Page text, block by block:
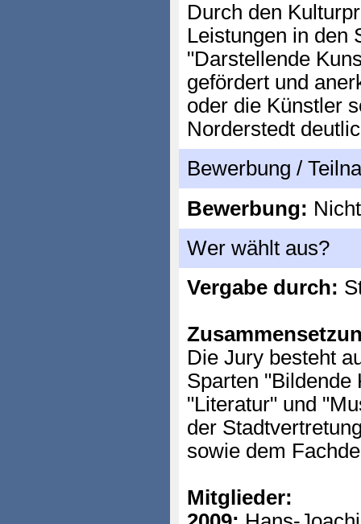
Durch den
Leistungen in den
"Darstellende
gefördert und
oder die Künstler
Norderstedt
Bewerbung /
Bewerbung:
Wer wählt aus?
Vergabe durch:
Die Jury besteht
Sparten "Bildende
"Literatur" und
der
sowie dem
Mitglieder: